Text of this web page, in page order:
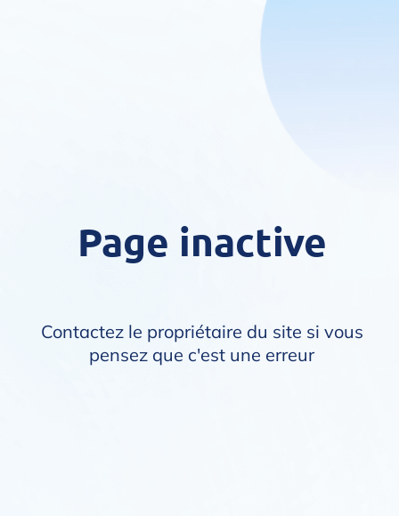
Page inactive
Contactez le propriétaire du site si vous
pensez que c'est une erreur